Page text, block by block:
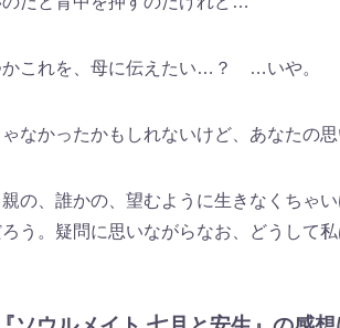
かこれを、母に伝えたい…？ …いや。
ゃなかったかもしれないけど、あなたの
の、誰かの、望むように生きなくちゃ
う。疑問に思いながらなお、どうして